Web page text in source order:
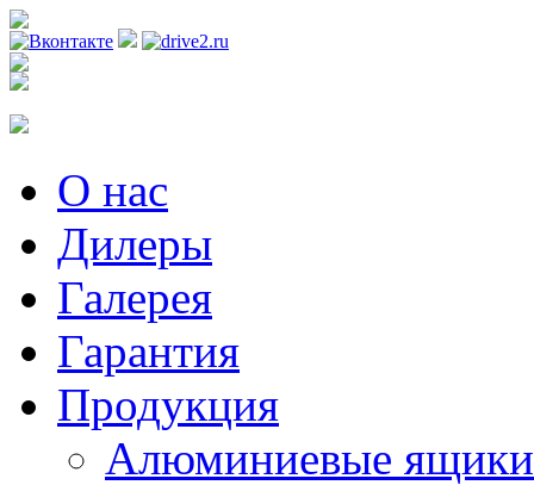
О нас
Дилеры
Галерея
Гарантия
Продукция
Алюминиевые ящики